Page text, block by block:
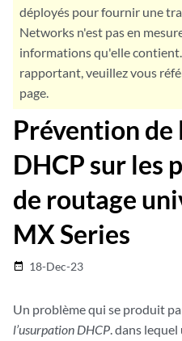
déployés pour fournir une
Networks n'est pas en
informations qu'elle
rapportant, veuillez vous
page.
Prévention
DHCP sur les
de routage
MX Series
date_range 18-Dec-23
Un problème qui se produit
l’usurpation DHCP. dans